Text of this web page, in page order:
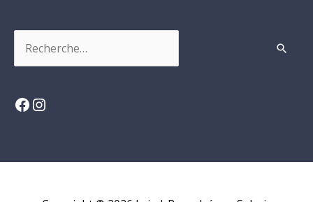
Facebook
Instagram